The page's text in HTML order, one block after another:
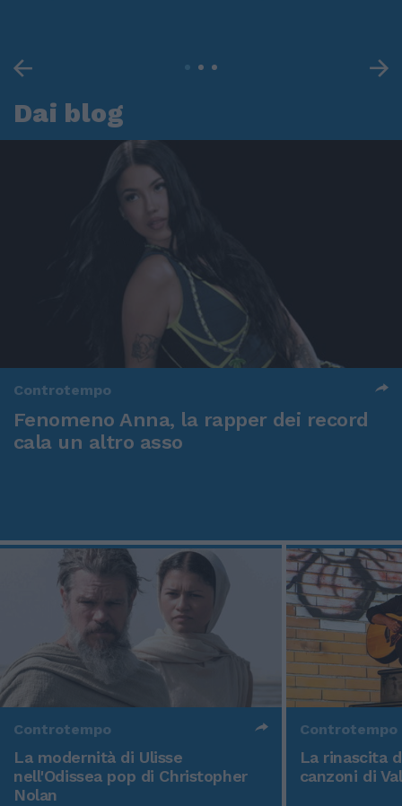
Dai blog
Controtempo
Fenomeno Anna, la rapper dei record
cala un altro asso
Controtempo
La modernità di Ulisse
nell'Odissea pop di Christopher
Nolan
Controtempo
La rinascita
canzoni di